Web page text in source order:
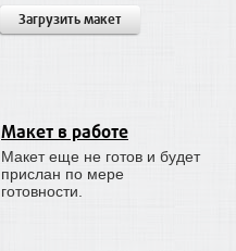
Загрузить макет
Макет в работе
Макет еще не готов и будет
прислан по мере
готовности.